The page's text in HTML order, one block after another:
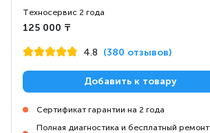
Техносервис 2 года
125 000 ₸
4.8 (380 отзывов)
Добавить к товару
Сертификат гарантии на 2 года
Полная диагностика и бесплатный ремонт